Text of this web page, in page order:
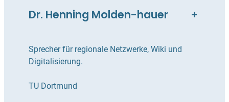
Dr. Henning Molden-hauer +
Sprecher für regionale Netzwerke, Wiki und
Digitalisierung.
TU Dortmund